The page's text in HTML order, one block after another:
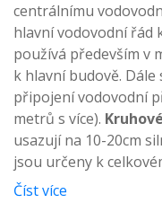
centrálnímu
hlavní vodovodní řád
používá především v
k hlavní budově. Dále
připojení vodovodní
metrů s více).
usazují na 10-20cm
jsou určeny k
Číst více